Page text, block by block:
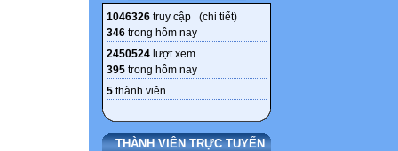
1046326 truy cập (chi tiết)
346 trong hôm nay
2450524 lượt xem
395 trong hôm nay
5 thành viên
THÀNH VIÊN TRỰC TUYẾN